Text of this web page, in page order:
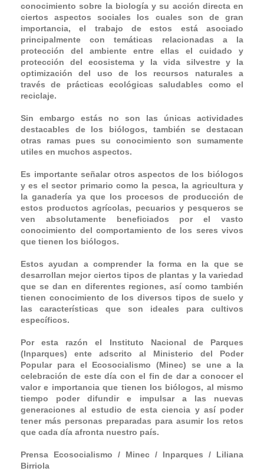
conocimiento sobre la biología y su acción directa en
ciertos aspectos sociales los cuales son de gran
importancia, el trabajo de estos está asociado
principalmente con temáticas relacionadas a la
protección del ambiente entre ellas el cuidado y
protección del ecosistema y la vida silvestre y la
optimización del uso de los recursos naturales a
través de prácticas ecológicas saludables como el
reciclaje.
Sin embargo estás no son las únicas actividades
destacables de los biólogos, también se destacan
otras ramas pues su conocimiento son sumamente
utiles en muchos aspectos.
Es importante señalar otros aspectos de los biólogos
y es el sector primario como la pesca, la agricultura y
la ganadería ya que los procesos de producción de
estos productos agrícolas, pecuarios y pesqueros se
ven absolutamente beneficiados por el vasto
conocimiento del comportamiento de los seres vivos
que tienen los biólogos.
Estos ayudan a comprender la forma en la que se
desarrollan mejor ciertos tipos de plantas y la variedad
que se dan en diferentes regiones, así como también
tienen conocimiento de los diversos tipos de suelo y
las características que son ideales para cultivos
específicos.
Por esta razón el Instituto Nacional de Parques
(Inparques) ente adscrito al Ministerio del Poder
Popular para el Ecosocialismo (Minec) se une a la
celebración de este día con el fin de dar a conocer el
valor e importancia que tienen los biólogos, al mismo
tiempo poder difundir e impulsar a las nuevas
generaciones al estudio de esta ciencia y así poder
tener más personas preparadas para asumir los retos
que cada día afronta nuestro país.
Prensa Ecosocialismo / Minec / Inparques / Liliana
Birriola